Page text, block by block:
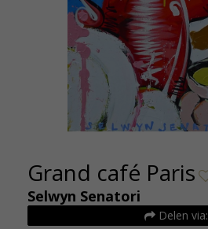
Grand café Paris
Selwyn Senatori
Delen via: